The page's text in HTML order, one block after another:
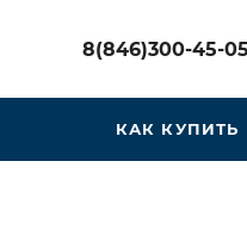
8(846)300-45-05
КАК КУПИТЬ